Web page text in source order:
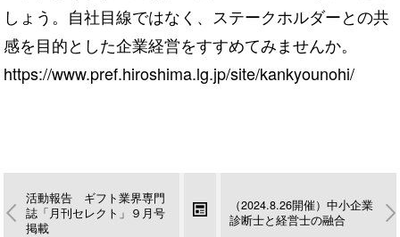
しょう。自社目線ではなく、ステークホルダーとの共
感を目的とした企業経営をすすめてみませんか。
https://www.pref.hiroshima.lg.jp/site/kankyounohi/
活動報告 ギフト業界専門
誌「月刊セレクト」９月号
掲載
（2024.8.26開催）中小企業
診断士と経営士の融合